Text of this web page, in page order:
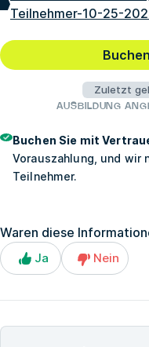
Teilnehmer-10-25-
Zuletzt
AUSBILDUNG
Buchen Sie mit
Vorauszahlung, und wir
Teilnehmer.
Waren diese
Ja Nein